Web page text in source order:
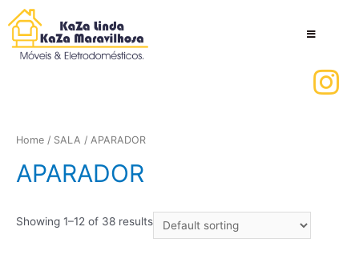
Home / SALA / APARADOR
APARADOR
Showing 1–12 of 38 results